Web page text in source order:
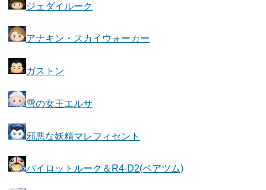
ジェダイルーク
アナキン・スカイウォーカー
ガストン
雪の女王エルサ
邪悪な妖精マレフィセント
パイロットルーク＆R4-D2(ペアツム)